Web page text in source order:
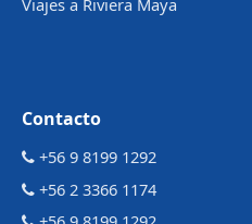
Contacto
+56 9 8199 1292
+56 2 3366 1174